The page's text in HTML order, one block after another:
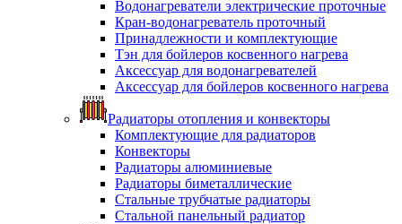
Водонагреватели электрические проточные
Кран-водонагреватель проточный
Принадлежности и комплектующие
Тэн для бойлеров косвенного нагрева
Аксессуар для водонагревателей
Аксессуар для бойлеров косвенного нагрева
Радиаторы отопления и конвекторы
Комплектующие для радиаторов
Конвекторы
Радиаторы алюминиевые
Радиаторы биметаллические
Стальные трубчатые радиаторы
Стальной панельный радиатор